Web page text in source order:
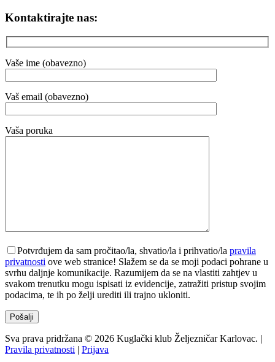
Kontaktirajte nas:
Vaše ime (obavezno)
Vaš email (obavezno)
Vaša poruka
Potvrđujem da sam pročitao/la, shvatio/la i prihvatio/la pravila
privatnosti ove web stranice! Slažem se da se moji podaci pohrane u
svrhu daljnje komunikacije. Razumijem da se na vlastiti zahtjev u
svakom trenutku mogu ispisati iz evidencije, zatražiti pristup svojim
podacima, te ih po želji urediti ili trajno ukloniti.
Sva prava pridržana © 2026 Kuglački klub Željezničar Karlovac. |
Pravila privatnosti | Prijava